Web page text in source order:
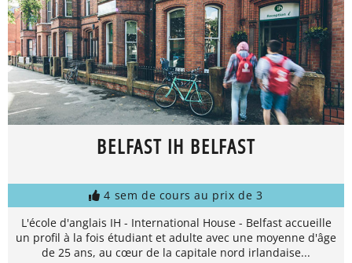
BELFAST IH BELFAST
4 sem de cours au prix de 3
L'école d'anglais IH - International House - Belfast accueille
un profil à la fois étudiant et adulte avec une moyenne d'âge
de 25 ans, au cœur de la capitale nord irlandaise...